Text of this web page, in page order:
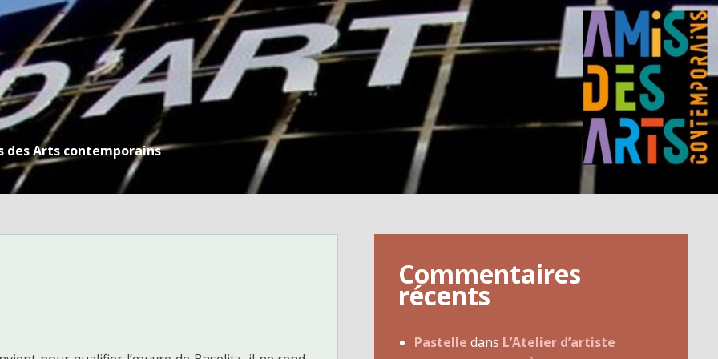
des Arts contemporains
Commentaires
récents
Pastelle dans L’Atelier d’artiste